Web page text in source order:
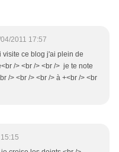
2011 17:57
visite ce blog j'ai plein de
/> <br /> <br /> je te note
/> <br /> <br /> à +<br /> <br